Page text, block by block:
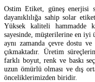
Ostim Etiket, güneş enerjisi
dayanıklılığa sahip solar
Yüksek kaliteli hammadde
sayesinde, müşterilerine en iyi
aynı zamanda çevre dostu
çıkmaktadır. Üretim
farklı boyut, renk ve baskı
uzun ömürlü olması ve dış
önceliklerimizden biridir.